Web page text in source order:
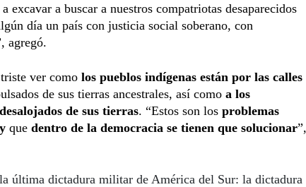
excavar a buscar a nuestros compatriotas desaparecidos
día un país con justicia social soberano, con
agregó.
ver como los pueblos indígenas están por las calles
de sus tierras ancestrales, así como a los
de sus tierras. “Estos son los problemas
que dentro de la democracia se tienen que solucionar”,
última dictadura militar de América del Sur: la dictadura